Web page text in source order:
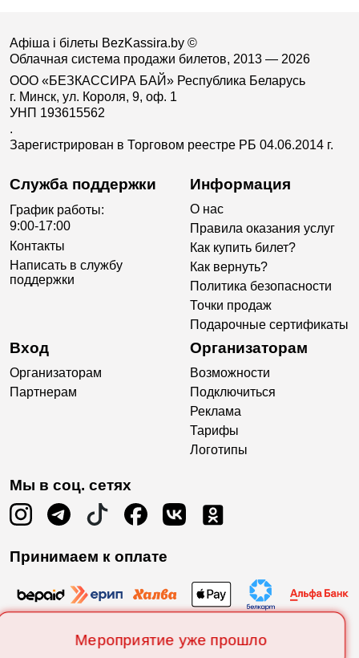
Мероприятие уже прошло
Афіша і білеты BezKassira.by ©
Облачная система продажи билетов, 2013 — 2026
ООО «БЕЗКАССИРА БАЙ» Республика Беларусь
г. Минск, ул. Короля, 9, оф. 1
УНП 193615562
.
Зарегистрирован в Торговом реестре РБ 04.06.2014 г.
Служба поддержки
График работы:
9:00-17:00
Контакты
Написать в службу
поддержки
Информация
О нас
Правила оказания услуг
Как купить билет?
Как вернуть?
Политика безопасности
Точки продаж
Подарочные сертификаты
Вход
Организаторам
Партнерам
Организаторам
Возможности
Подключиться
Реклама
Тарифы
Логотипы
Мы в соц. сетях
Принимаем к оплате